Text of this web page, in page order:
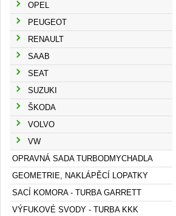
OPEL
PEUGEOT
RENAULT
SAAB
SEAT
SUZUKI
ŠKODA
VOLVO
VW
OPRAVNÁ SADA TURBODMYCHADLA
GEOMETRIE, NAKLÁPĚCÍ LOPATKY
SACÍ KOMORA - TURBA GARRETT
VÝFUKOVÉ SVODY - TURBA KKK